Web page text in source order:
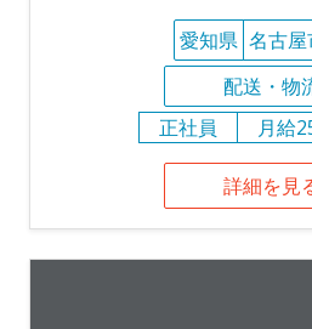
愛知県 名古
配送・物
正社員
月給
詳細を見